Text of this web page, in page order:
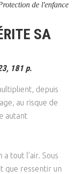
de l'enfance
SA
181 p.
depuis
au risque de
autant
tout l’air. Sous
que ressentir un